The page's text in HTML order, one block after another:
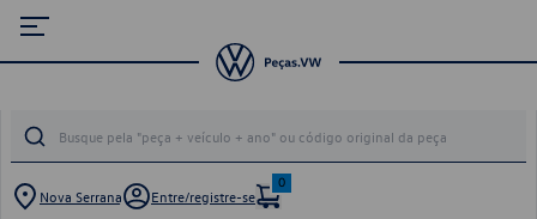
Nova Serrana Entre/registre-se
0